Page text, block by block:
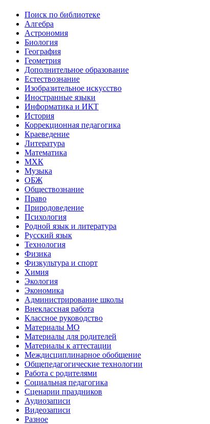
Поиск по библиотеке
Алгебра
Астрономия
Биология
География
Геометрия
Дополнительное образование
Естествознание
Изобразительное искусство
Иностранные языки
Информатика и ИКТ
История
Коррекционная педагогика
Краеведение
Литература
Математика
МХК
Музыка
ОБЖ
Обществознание
Право
Природоведение
Психология
Родной язык и литература
Русский язык
Технология
Физика
Физкультура и спорт
Химия
Экология
Экономика
Администрирование школы
Внеклассная работа
Классное руководство
Материалы МО
Материалы для родителей
Материалы к аттестации
Междисциплинарное обобщение
Общепедагогические технологии
Работа с родителями
Социальная педагогика
Сценарии праздников
Аудиозаписи
Видеозаписи
Разное